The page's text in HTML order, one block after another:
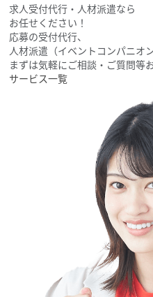
求人受付代行・人材派遣なら
お任せください！
応募の受付代行、
人材派遣（イベントコンパニオ
まずは気軽にご相談・ご質問等
サービス一覧